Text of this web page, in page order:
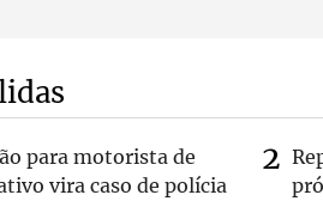
para motorista de
vira caso de polícia